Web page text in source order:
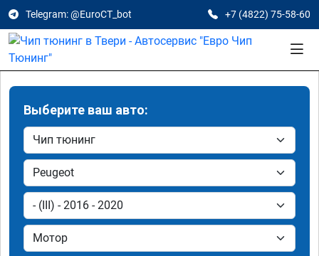
Telegram: @EuroCT_bot +7 (4822) 75-58-60
Выберите ваш авто: